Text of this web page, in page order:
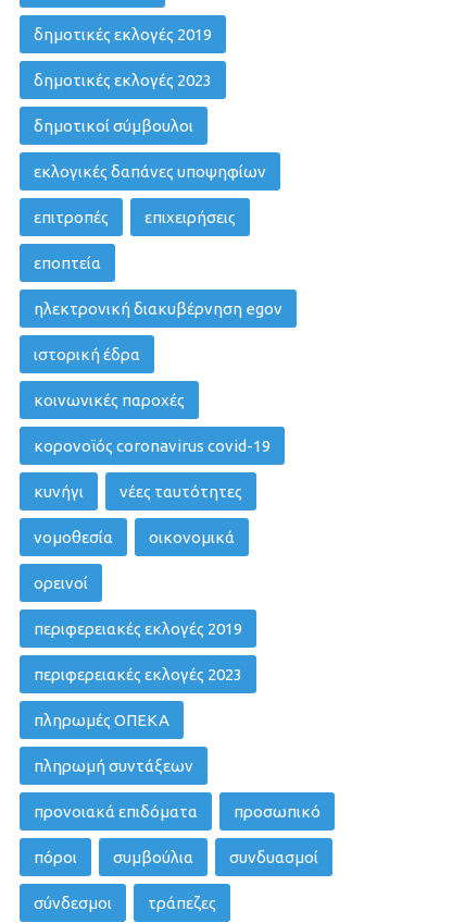
δημοτικές εκλογές 2019
δημοτικές εκλογές 2023
δημοτικοί σύμβουλοι
εκλογικές δαπάνες υποψηφίων
επιτροπές επιχειρήσεις
εποπτεία
ηλεκτρονική διακυβέρνηση egov
ιστορική έδρα
κοινωνικές παροχές
κορονοϊός coronavirus covid-19
κυνήγι νέες ταυτότητες
νομοθεσία οικονομικά
ορεινοί
περιφερειακές εκλογές 2019
περιφερειακές εκλογές 2023
πληρωμές ΟΠΕΚΑ
πληρωμή συντάξεων
προνοιακά επιδόματα προσωπικό
πόροι συμβούλια συνδυασμοί
σύνδεσμοι τράπεζες